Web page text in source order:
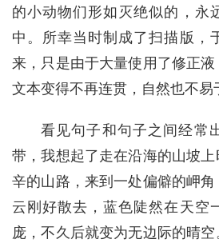
的小动物们形如灭绝似的，永
中。所幸当时制成了扫描版，
来，只是由于大量使用了修正液
文本变得不再连贯，自然也不易
看见句子和句子之间经常
带，我想起了走在沿海的山坡
辛的山路，来到一处偏僻的岬
云刚好散去，蓝色陡然在天空
庞，不久后就变为无边际的晴